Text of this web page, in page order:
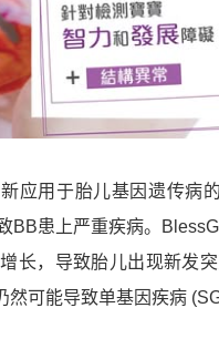
应用于胎儿基因遗传病
BB患上严重疾病。
长，导致胎儿出现新发
然可能导致单基因疾病